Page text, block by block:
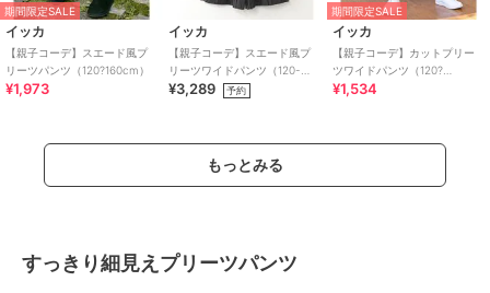
期間限定SALE
イッカ
【親子コーデ】スエード風プ
リーツパンツ（120?160cm）
¥1,973
イッカ
【親子コーデ】スエード風プ
リーツワイドパンツ（120-
160cm）
¥3,289 予約
期間限定SALE
イッカ
【親子コーデ】カットプリー
ツワイドパンツ（120?
160cm）
¥1,534
もっとみる
すっきり細見えプリーツパンツ